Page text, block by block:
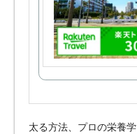
太る方法、プロの栄養